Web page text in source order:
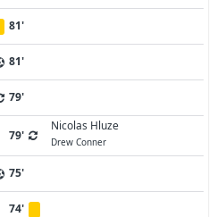
81'
81'
79'
79'
Nicolas Hluze
Drew Conner
75'
74'